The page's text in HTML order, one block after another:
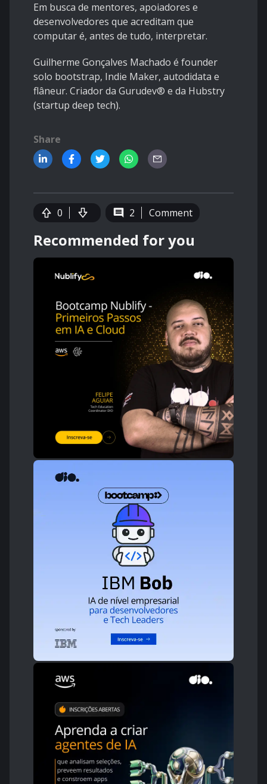
Em busca de mentores, apoiadores e
desenvolvedores que acreditam que
computar é, antes de tudo, interpretar.
Guilherme Gonçalves Machado é founder
solo bootstrap, Indie Maker, autodidata e
flâneur. Criador da Gurudev® e da Hubstry
(startup deep tech).
Share
0 2 Comment
Recommended for you